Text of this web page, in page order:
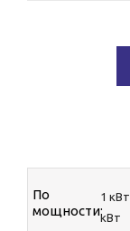
По
мощности:
1 кВт
кВт